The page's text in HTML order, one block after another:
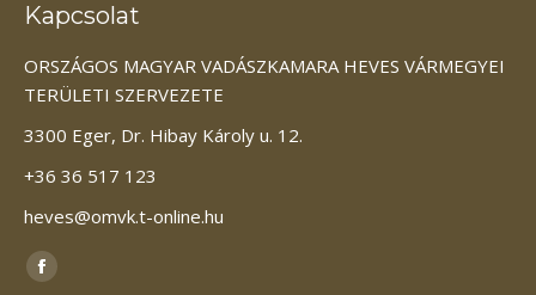
Kapcsolat
ORSZÁGOS MAGYAR VADÁSZKAMARA HEVES VÁRMEGYEI
TERÜLETI SZERVEZETE
3300 Eger, Dr. Hibay Károly u. 12.
+36 36 517 123
heves@omvk.t-online.hu
Itt vagyunk elérhetőek:
Facebook